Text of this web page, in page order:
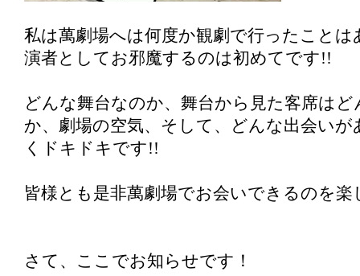
私は萬劇場へは何度か観劇で行ったことは
演者としてお邪魔するのは初めてです!!
どんな舞台なのか、舞台から見た客席はど
か、劇場の空気、そして、どんな出会い
くドキドキです!!
皆様とも是非萬劇場でお会いできるのを
さて、ここでお知らせです！